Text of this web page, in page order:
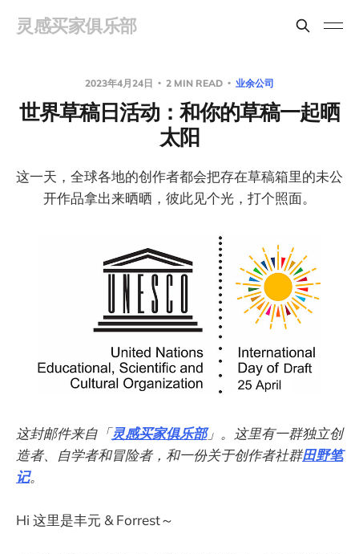
灵感买家俱乐部
2023年4月24日 2 MIN READ 业余公司
世界草稿日活动：和你的草稿一起晒
太阳
这一天，全球各地的创作者都会把存在草稿箱里的未公
开作品拿出来晒晒，彼此见个光，打个照面。
这封邮件来自「灵感买家俱乐部」。这里有一群独立创
造者、自学者和冒险者，和一份关于创作者社群田野笔
记。
Hi 这里是丰元 & Forrest～